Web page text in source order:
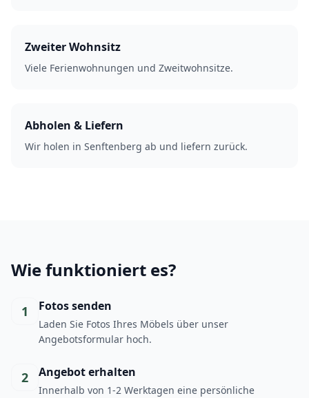
Zweiter Wohnsitz
Viele Ferienwohnungen und Zweitwohnsitze.
Abholen & Liefern
Wir holen in Senftenberg ab und liefern zurück.
Wie funktioniert es?
1 Fotos senden
Laden Sie Fotos Ihres Möbels über unser
Angebotsformular hoch.
2 Angebot erhalten
Innerhalb von 1-2 Werktagen eine persönliche